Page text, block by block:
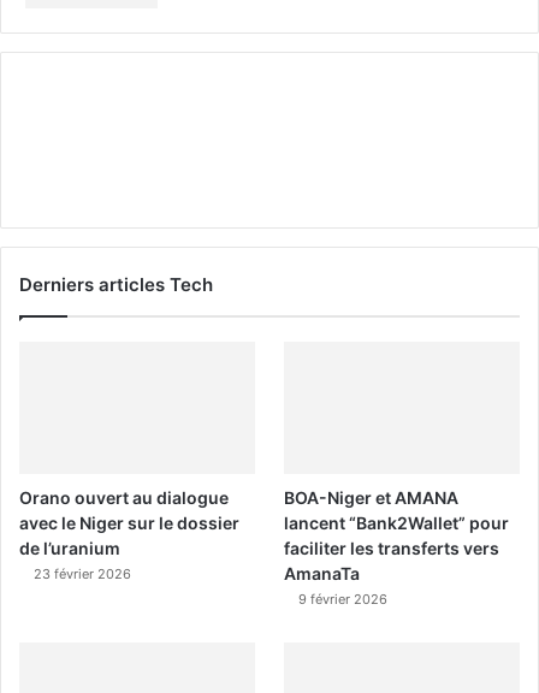
Derniers articles Tech
Orano ouvert au dialogue
avec le Niger sur le dossier
de l’uranium
23 février 2026
BOA-Niger et AMANA
lancent “Bank2Wallet” pour
faciliter les transferts vers
AmanaTa
9 février 2026